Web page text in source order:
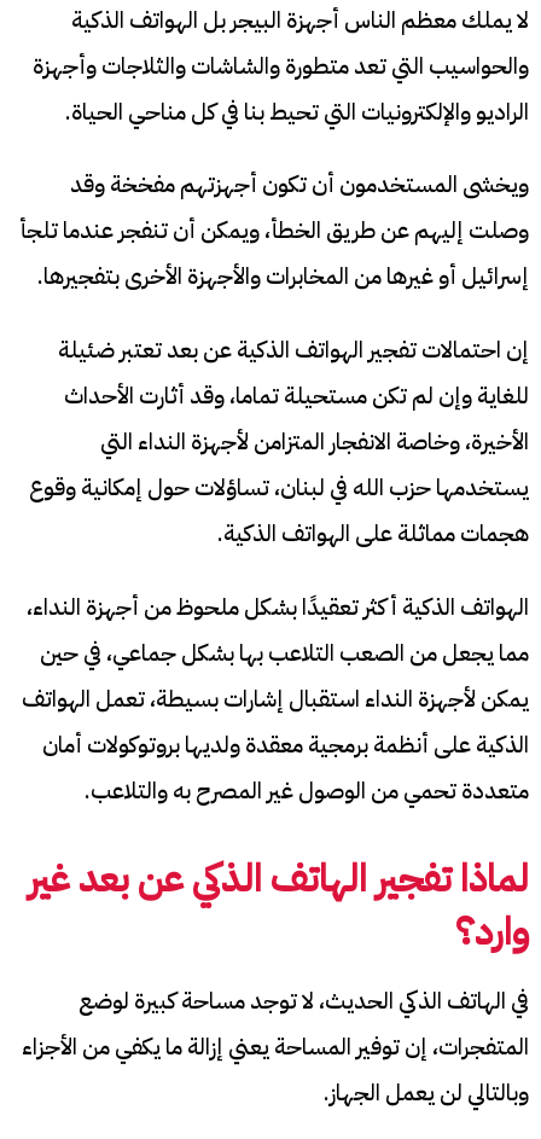
لا يملك معظم الناس أجهزة البيجر بل الهواتف الذكية
والحواسيب التي تعد متطورة والشاشات والثلاجات وأجهزة
الراديو والإلكترونيات التي تحيط بنا في كل مناحي الحياة.
ويخشى المستخدمون أن تكون أجهزتهم مفخخة وقد
وصلت إليهم عن طريق الخطأ، ويمكن أن تنفجر عندما تلجأ
إسرائيل أو غيرها من المخابرات والأجهزة الأخرى بتفجيرها.
إن احتمالات تفجير الهواتف الذكية عن بعد تعتبر ضئيلة
للغاية وإن لم تكن مستحيلة تماما، وقد أثارت الأحداث
الأخيرة، وخاصة الانفجار المتزامن لأجهزة النداء التي
يستخدمها حزب الله في لبنان، تساؤلات حول إمكانية وقوع
هجمات مماثلة على الهواتف الذكية.
الهواتف الذكية أكثر تعقيدًا بشكل ملحوظ من أجهزة النداء،
مما يجعل من الصعب التلاعب بها بشكل جماعي، في حين
يمكن لأجهزة النداء استقبال إشارات بسيطة، تعمل الهواتف
الذكية على أنظمة برمجية معقدة ولديها بروتوكولات أمان
متعددة تحمي من الوصول غير المصرح به والتلاعب.
لماذا تفجير الهاتف الذكي عن بعدغير
وارد؟
في الهاتف الذكي الحديث، لا توجد مساحة كبيرة لوضع
المتفجرات، إن توفير المساحة يعني إزالة ما يكفي من الأجزاء
وبالتالي لن يعمل الجهاز.